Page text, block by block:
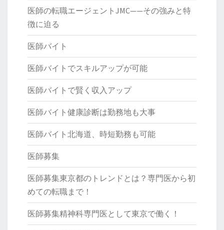
医師の転職エージェントJMC——その強みと特
徴に迫る
医師バイト
医師バイトでスキルアップが可能
医師バイトで賢く収入アップ
医師バイト健康診断は勤務地も大事
医師バイト北海道、時短勤務も可能
医師募集
医師募集東京都のトレンドとは？専門医から初
めての転職まで！
医師募集精神科専門医として東京で働く！